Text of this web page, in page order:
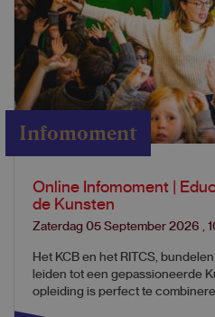
Infomoment
Online Infomoment |
de Kunsten
Zaterdag 05 September 2026 ,
Het KCB en het RITCS,
leiden tot een gepassioneerde
opleiding is perfect te